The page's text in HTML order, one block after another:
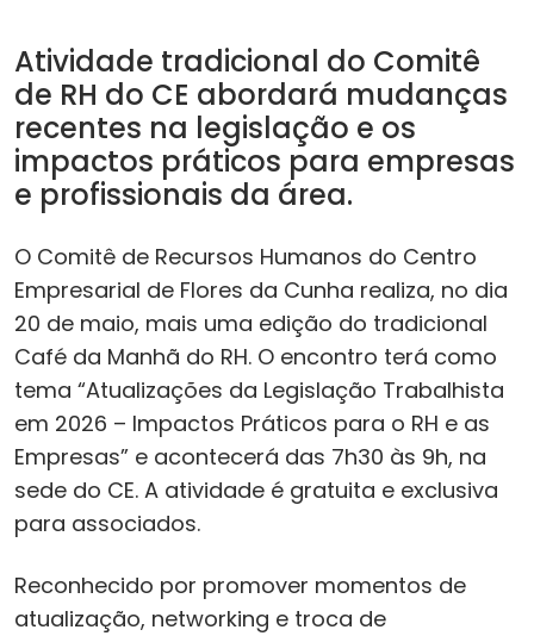
Atividade tradicional do Comitê
de RH do CE abordará mudanças
recentes na legislação e os
impactos práticos para empresas
e profissionais da área.
O Comitê de Recursos Humanos do Centro
Empresarial de Flores da Cunha realiza, no dia
20 de maio, mais uma edição do tradicional
Café da Manhã do RH. O encontro terá como
tema “Atualizações da Legislação Trabalhista
em 2026 – Impactos Práticos para o RH e as
Empresas” e acontecerá das 7h30 às 9h, na
sede do CE. A atividade é gratuita e exclusiva
para associados.
Reconhecido por promover momentos de
atualização, networking e troca de